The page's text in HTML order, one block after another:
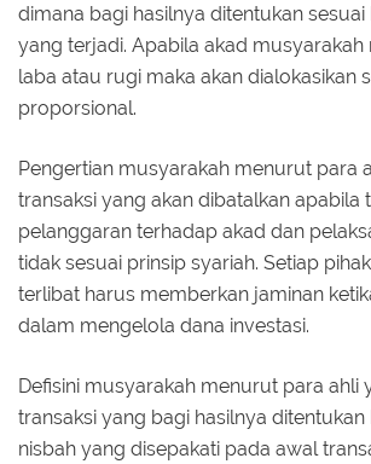
dimana bagi hasilnya ditentukan sesuai
yang terjadi. Apabila akad
laba atau rugi maka akan dialokasikan
proporsional.
Pengertian musyarakah menurut para
transaksi yang akan dibatalkan apabila
pelanggaran terhadap akad dan
tidak sesuai prinsip syariah. Setiap
terlibat harus memberkan jaminan
dalam mengelola dana investasi.
Defisini musyarakah menurut para ahli
transaksi yang bagi hasilnya
nisbah yang disepakati pada awal